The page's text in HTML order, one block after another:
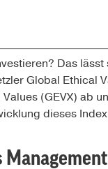
Das
Global Ethical
(GEVX) ab
dieses
Management